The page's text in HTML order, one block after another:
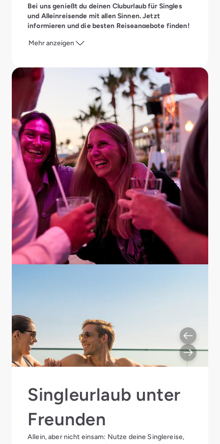
Bei uns genießt du deinen Cluburlaub für Singles
und Alleinreisende mit allen Sinnen. Jetzt
informieren und die besten Reiseangebote finden!
Mehr anzeigen
Singleurlaub unter
Freunden
Allein, aber nicht einsam: Nutze deine Singlereise,